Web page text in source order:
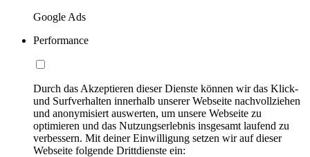
Google Ads
Performance
Durch das Akzeptieren dieser Dienste können wir das Klick-
und Surfverhalten innerhalb unserer Webseite nachvollziehen
und anonymisiert auswerten, um unsere Webseite zu
optimieren und das Nutzungserlebnis insgesamt laufend zu
verbessern. Mit deiner Einwilligung setzen wir auf dieser
Webseite folgende Drittdienste ein: